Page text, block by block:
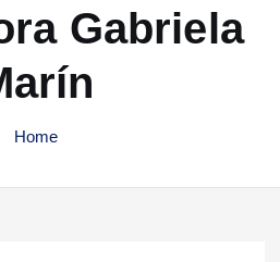
Gabriela
Home